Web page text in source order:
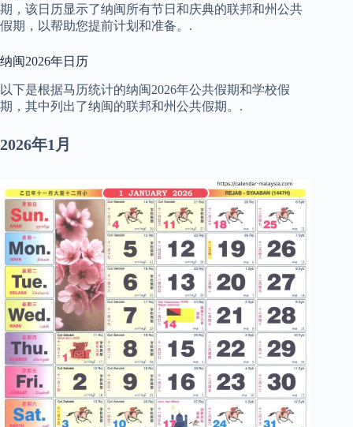
期，该日历显示了纳闽所有节日和庆典的联邦和州公共
假期，以帮助您提前计划和准备。.
纳闽2026年日历
以下是根据马历统计的纳闽2026年公共假期和学校假
期，其中列出了纳闽的联邦和州公共假期。.
2026年1月